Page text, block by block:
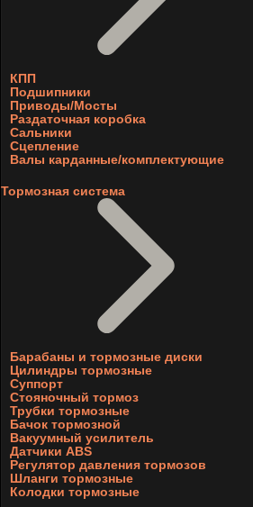
КПП
Подшипники
Приводы/Мосты
Раздаточная коробка
Сальники
Сцепление
Валы карданные/комплектующие
Тормозная система
Барабаны и тормозные диски
Цилиндры тормозные
Суппорт
Стояночный тормоз
Трубки тормозные
Бачок тормозной
Вакуумный усилитель
Датчики ABS
Регулятор давления тормозов
Шланги тормозные
Колодки тормозные